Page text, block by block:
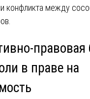
конфликта между
правовая
в праве на